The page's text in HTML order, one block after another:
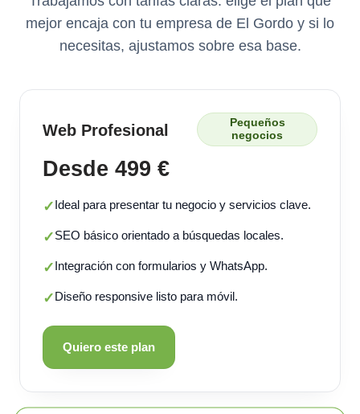
mejor encaja con tu empresa de El Gordo y si lo
necesitas, ajustamos sobre esa base.
Web Profesional
Pequeños
negocios
Desde 499 €
✓Ideal para presentar tu negocio y servicios clave.
✓SEO básico orientado a búsquedas locales.
✓Integración con formularios y WhatsApp.
✓Diseño responsive listo para móvil.
Quiero este plan